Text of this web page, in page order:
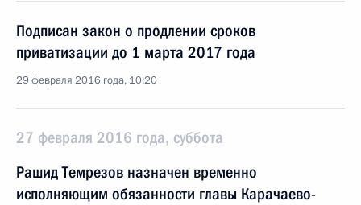
Подписан закон о продлении сроков
приватизации до 1 марта 2017 года
29 февраля 2016 года, 10:20
27 февраля 2016 года, суббота
Рашид Темрезов назначен временно
исполняющим обязанности главы Карачаево-